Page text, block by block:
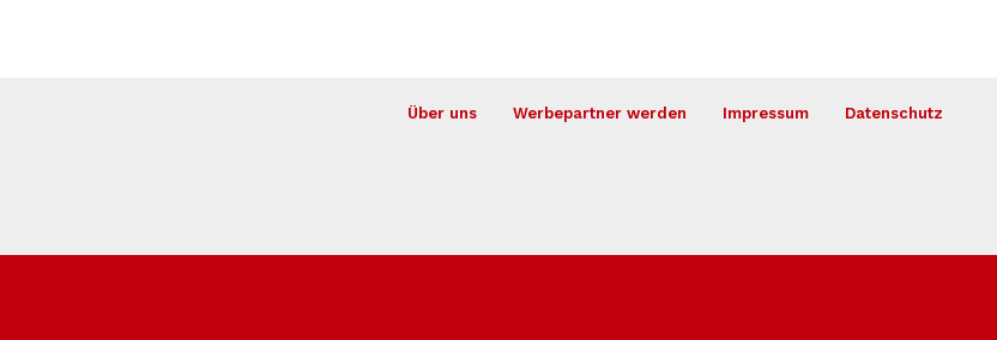
Über uns Werbepartner werden Impressum Datenschutz